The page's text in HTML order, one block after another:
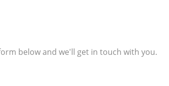
below and we'll get in touch with you.